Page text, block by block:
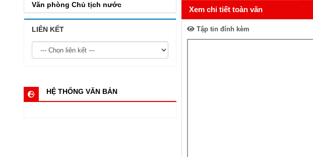
Xem chi tiết toàn văn
Tập tin đính kèm
Văn phòng Chủ tịch nước
LIÊN KẾT
HỆ THỐNG VĂN BẢN